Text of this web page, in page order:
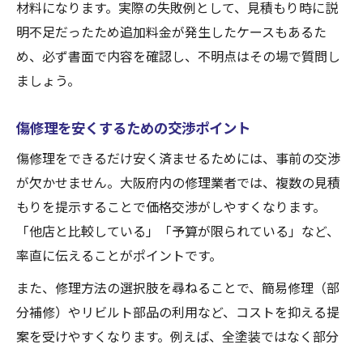
材料になります。実際の失敗例として、見積もり時に説
明不足だったため追加料金が発生したケースもあるた
め、必ず書面で内容を確認し、不明点はその場で質問し
ましょう。
傷修理を安くするための交渉ポイント
傷修理をできるだけ安く済ませるためには、事前の交渉
が欠かせません。大阪府内の修理業者では、複数の見積
もりを提示することで価格交渉がしやすくなります。
「他店と比較している」「予算が限られている」など、
率直に伝えることがポイントです。
また、修理方法の選択肢を尋ねることで、簡易修理（部
分補修）やリビルト部品の利用など、コストを抑える提
案を受けやすくなります。例えば、全塗装ではなく部分